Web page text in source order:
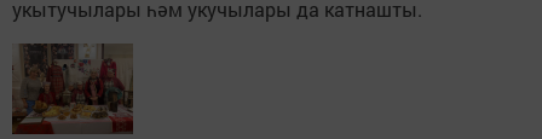
укытучылары һәм укучылары да катнашты.